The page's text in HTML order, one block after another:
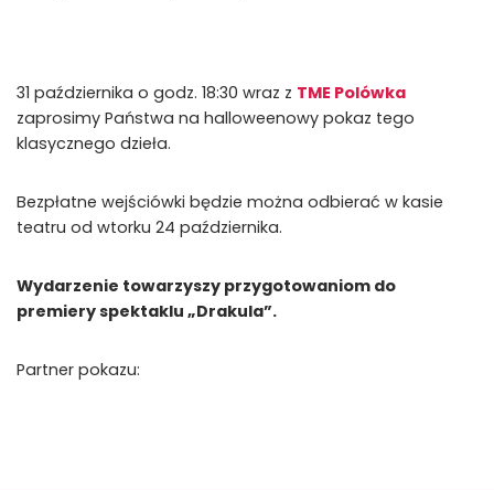
31 października o godz. 18:30 wraz z TME Polówka
zaprosimy Państwa na halloweenowy pokaz tego
klasycznego dzieła.
Bezpłatne wejściówki będzie można odbierać w kasie
teatru od wtorku 24 października.
Wydarzenie towarzyszy przygotowaniom do
premiery spektaklu „Drakula”.
Partner pokazu: